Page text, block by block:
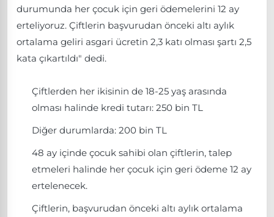
durumunda her çocuk için geri ödemelerini 12 ay
erteliyoruz. Çiftlerin başvurudan önceki altı aylık
ortalama geliri asgari ücretin 2,3 katı olması şartı 2,5
kata çıkartıldı" dedi.
Çiftlerden her ikisinin de 18-25 yaş arasında
olması halinde kredi tutarı: 250 bin TL
Diğer durumlarda: 200 bin TL
48 ay içinde çocuk sahibi olan çiftlerin, talep
etmeleri halinde her çocuk için geri ödeme 12 ay
ertelenecek.
Çiftlerin, başvurudan önceki altı aylık ortalama